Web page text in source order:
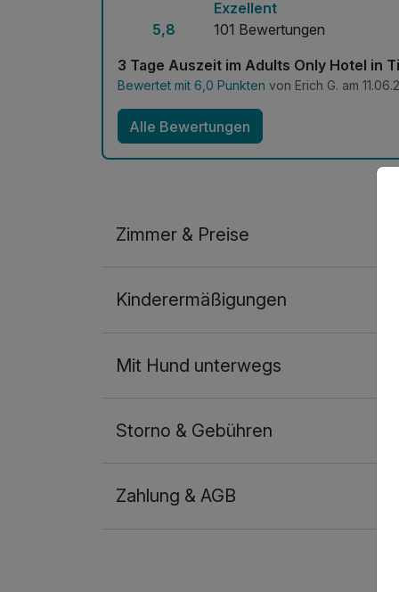
5,8
Exzellent
101 Bewertungen
3 Tage Auszeit im Adults Only Hotel in
Bewertet mit 6,0 Punkten von Erich G. am
Alle Bewertungen
Zimmer & Preise
2 Erwachsene und 1 Kind
Kinderermäßigungen
Mit Hund unterwegs
Storno & Gebühren
Zahlung & AGB